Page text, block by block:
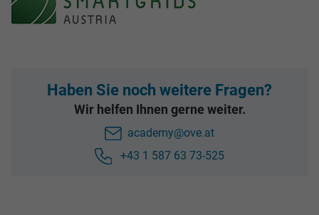
Haben Sie noch weitere Fragen?
Wir helfen Ihnen gerne weiter.
academy@ove.at
+43 1 587 63 73-525